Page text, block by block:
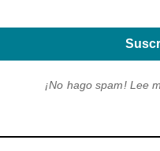
¡No hago spam! Lee